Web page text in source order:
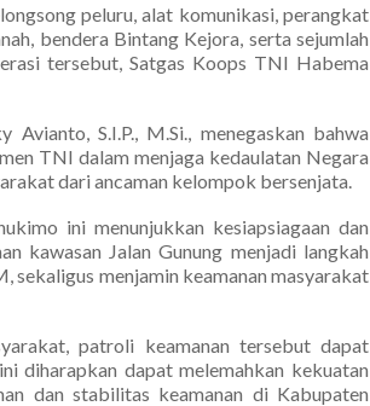
peluru, alat komunikasi, perangkat
bendera Bintang Kejora, serta sejumlah
tersebut, Satgas Koops TNI Habema
S.I.P., M.Si., menegaskan bahwa
TNI dalam menjaga kedaulatan Negara
dari ancaman kelompok bersenjata.
ini menunjukkan kesiapsiagaan dan
kawasan Jalan Gunung menjadi langkah
sekaligus menjamin keamanan masyarakat
patroli keamanan tersebut dapat
diharapkan dapat melemahkan kekuatan
dan stabilitas keamanan di Kabupaten